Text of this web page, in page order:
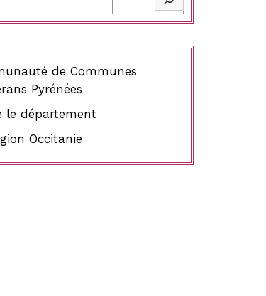
de Communes
Pyrénées
le département
Occitanie